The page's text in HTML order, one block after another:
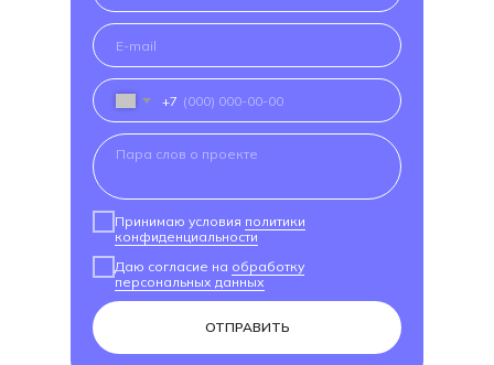
+7
Принимаю условия политики
конфиденциальности
Даю согласие на обработку
персональных данных
ОТПРАВИТЬ